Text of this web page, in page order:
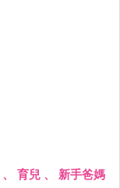
、 育兒 、 新手爸媽